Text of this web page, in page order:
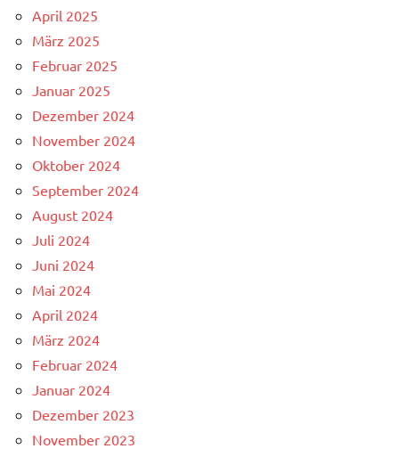
April 2025
März 2025
Februar 2025
Januar 2025
Dezember 2024
November 2024
Oktober 2024
September 2024
August 2024
Juli 2024
Juni 2024
Mai 2024
April 2024
März 2024
Februar 2024
Januar 2024
Dezember 2023
November 2023